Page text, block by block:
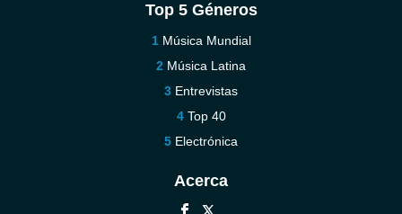
Top 5 Géneros
Música Mundial
Música Latina
Entrevistas
Top 40
Electrónica
Acerca